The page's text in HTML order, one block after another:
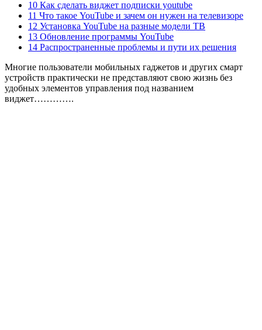
10 Как сделать виджет подписки youtube
11 Что такое YouTube и зачем он нужен на телевизоре
12 Установка YouTube на разные модели ТВ
13 Обновление программы YouTube
14 Распространенные проблемы и пути их решения
Многие пользователи мобильных гаджетов и других смарт
устройств практически не представляют свою жизнь без
удобных элементов управления под названием
виджет………….